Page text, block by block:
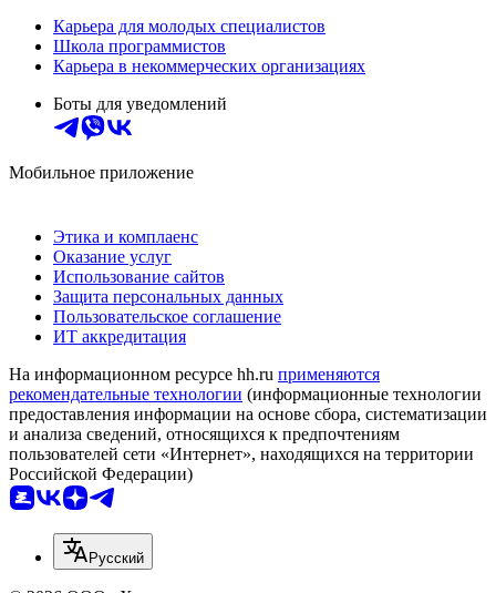
Карьера для молодых специалистов
Школа программистов
Карьера в некоммерческих организациях
Боты для уведомлений
Мобильное приложение
Этика и комплаенс
Оказание услуг
Использование сайтов
Защита персональных данных
Пользовательское соглашение
ИТ аккредитация
На информационном ресурсе hh.ru применяются
рекомендательные технологии (информационные технологии
предоставления информации на основе сбора, систематизации
и анализа сведений, относящихся к предпочтениям
пользователей сети «Интернет», находящихся на территории
Российской Федерации)
Русский